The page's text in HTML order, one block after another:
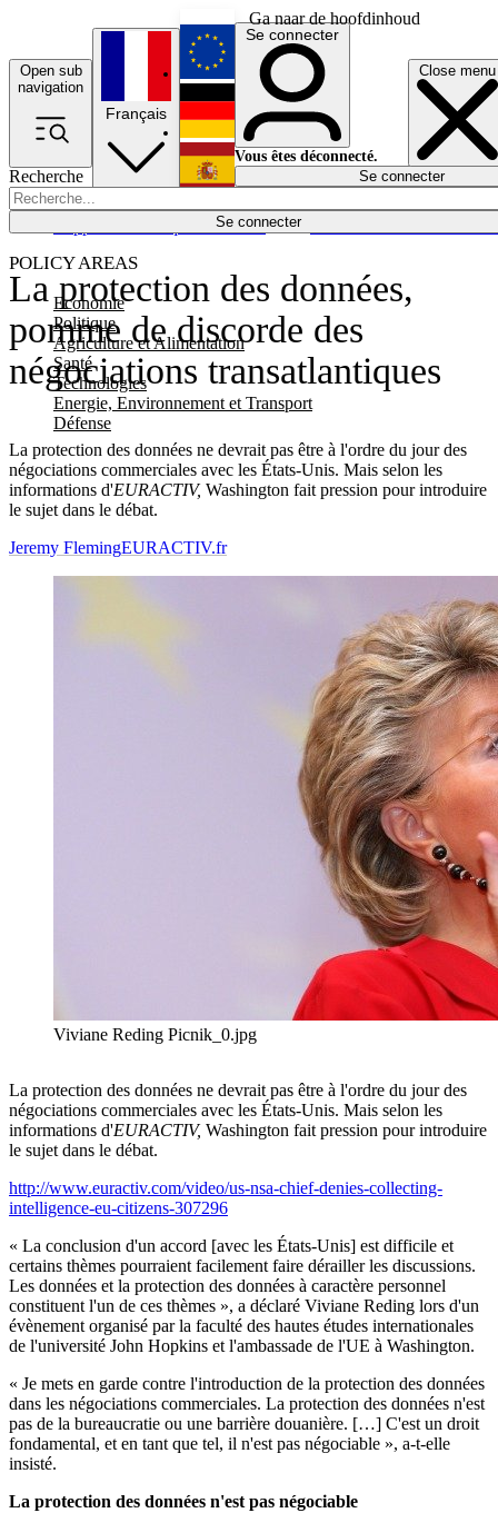
Ga naar de hoofdinhoud
Open sub
navigation
Close menu
Recherche
Se connecter
POLICY AREAS
Economie
Politique
Agriculture et Alimentation
Santé
Technologies
Energie, Environnement et Transport
Défense
Économie
Français
English
Deutsch
Español
Se connecter
Vous êtes déconnecté.
Se connecter
La protection des données,
pomme de discorde des
négociations transatlantiques
La protection des données ne devrait pas être à l'ordre du jour des
négociations commerciales avec les États-Unis. Mais selon les
informations d'EURACTIV, Washington fait pression pour introduire
le sujet dans le débat.
Jeremy FlemingEURACTIV.fr
Viviane Reding Picnik_0.jpg
La protection des données ne devrait pas être à l'ordre du jour des
négociations commerciales avec les États-Unis. Mais selon les
informations d'EURACTIV, Washington fait pression pour introduire
le sujet dans le débat.
http://www.euractiv.com/video/us-nsa-chief-denies-collecting-
intelligence-eu-citizens-307296
« La conclusion d'un accord [avec les États-Unis] est difficile et
certains thèmes pourraient facilement faire dérailler les discussions.
Les données et la protection des données à caractère personnel
constituent l'un de ces thèmes », a déclaré Viviane Reding lors d'un
évènement organisé par la faculté des hautes études internationales
de l'université John Hopkins et l'ambassade de l'UE à Washington.
« Je mets en garde contre l'introduction de la protection des données
dans les négociations commerciales. La protection des données n'est
pas de la bureaucratie ou une barrière douanière. […] C'est un droit
fondamental, et en tant que tel, il n'est pas négociable », a-t-elle
insisté.
La protection des données n'est pas négociable